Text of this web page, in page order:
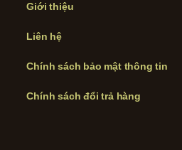
Giới thiệu
Liên hệ
Chính sách bảo mật thông tin
Chính sách đổi trả hàng